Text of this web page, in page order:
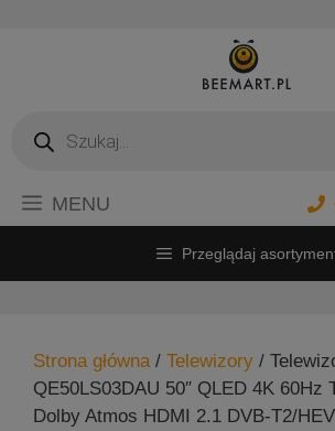
produktów
MENU
Przeglądaj
Strona główna/ Telewizory /
QE50LS03DAU 50″ QLED 4K 60Hz
Dolby Atmos HDMI 2.1 DVB-T2/